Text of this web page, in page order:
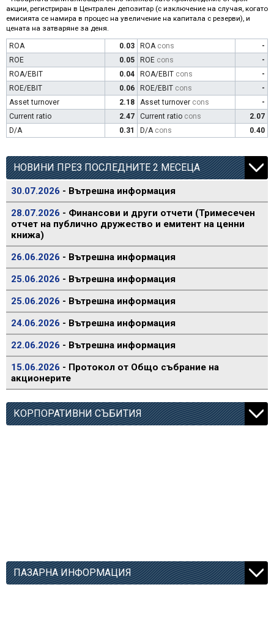
акции, регистриран в Централен депозитар (с изключение на случая, когато
емисията се намира в процес на увеличение на капитала с резерви), и
цената на затваряне за деня.
ROA 0.03 ROA cons
-
ROE
0.05 ROE cons
-
ROA/EBIT
0.04 ROA/EBIT cons
-
ROE/EBIT
0.06 ROE/EBIT cons
-
Asset turnover
2.18 Asset turnover cons
-
Current ratio
2.47 Current ratio cons
2.07
D/A
0.31 D/A cons 0.40
НОВИНИ ПРЕЗ ПОСЛЕДНИТЕ 2 МЕСЕЦА
30.07.2026 - Вътрешна информация
28.07.2026 - Финансови и други отчети (Тримесечен
отчет на публично дружество и емитент на ценни
книжа)
26.06.2026 - Вътрешна информация
25.06.2026 - Вътрешна информация
25.06.2026 - Вътрешна информация
24.06.2026 - Вътрешна информация
22.06.2026 - Вътрешна информация
15.06.2026 - Протокол от Общо събрание на
акционерите
КОРПОРАТИВНИ СЪБИТИЯ
ПАЗАРНА ИНФОРМАЦИЯ